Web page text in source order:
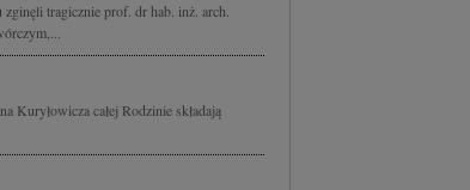
tragicznie prof. dr hab. inż. arch.
Kuryłowicza całej Rodzinie składają